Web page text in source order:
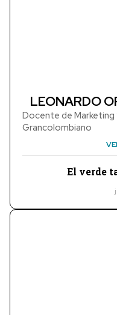
LEONARDO
Docente de Marketing
Grancolombiano
El verde